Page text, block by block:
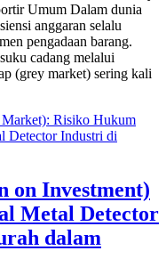
Umum Dalam dunia
anggaran selalu
pengadaan barang.
cadang melalui
(grey market) sering kali
Market): Risiko Hukum
Detector Industri di
on Investment)
Metal Detector
dalam